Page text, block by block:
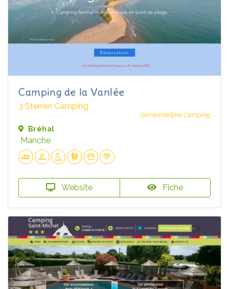
Camping de la Vanlée
3 Sterren Camping
Gemeentelijke Camping
Bréhal
Manche
Website Fiche